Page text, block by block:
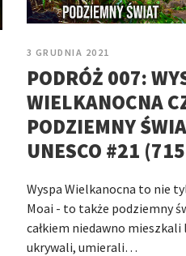
3 GRUDNIA 2021
PODRÓŻ 007:
WIELKANOCNA
PODZIEMNY
UNESCO #21
Wyspa Wielkanocna to nie
Moai - to także podziemny
całkiem niedawno
ukrywali, umierali…